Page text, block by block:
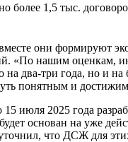
1,5 тыс.
они формируют
«По нашим оценкам,
два-три года, но и
путь понятным и
июля 2025 года
основан на уже
что ДСЖ для этих